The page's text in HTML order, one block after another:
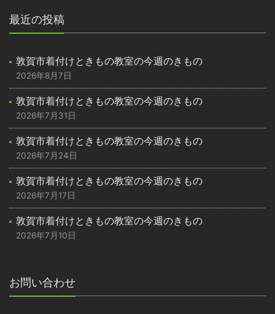
最近の投稿
敦賀市着付けときもの教室の今週のきもの
2026年8月7日
敦賀市着付けときもの教室の今週のきもの
2026年7月31日
敦賀市着付けときもの教室の今週のきもの
2026年7月24日
敦賀市着付けときもの教室の今週のきもの
2026年7月17日
敦賀市着付けときもの教室の今週のきもの
2026年7月10日
お問い合わせ